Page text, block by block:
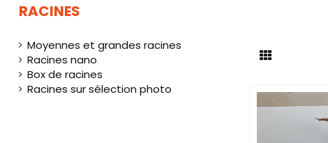
RACINES
Moyennes et grandes racines
Racines nano
Box de racines
Racines sur sélection photo